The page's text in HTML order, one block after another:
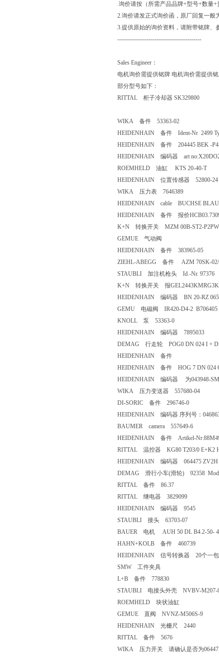
.询价请按（所需产品品牌+型号+数量
2.询价请发正式询价函，原厂回复一般
3.提供原始的询价资料，请附带铭牌、
-------------------------------------------
Sales Engineer：
电机询价需提供铭牌 电机询价需提供
部分型号如下：
RITTAL 柜子冷却器 SK329800
WIKA 备件 53363-02
HEIDENHAIN 备件 Ident-Nr 2499
HEIDENHAIN 备件 204445 BEK -
HEIDENHAIN 编码器 art
ROEMHELD 油缸 KTS 20-40-T
HEIDENHAIN 位置传感器 52800-24
WIKA 压力表 7646389
HEIDENHAIN cable BUCHSE
HEIDENHAIN 备件 报价
K+N 转换开关 MZM 00B-ST2-
GEMUE 气动阀
HEIDENHAIN 备件 383965-05
ZIEHL-ABEGG 备件 AZM 70SK-02/
STAUBLI 加注机枪头 Id.-Nr. 97376
K+N 转换开关 报
HEIDENHAIN 编码器 BN 20-RZ
GEMU 电磁阀 IR420-D4-2 B706405
KNOLL 泵 53363-0
HEIDENHAIN 编码器 7895033
DEMAG 行走轮 POG0 DN 024 I +
HEIDENHAIN 备件
HEIDENHAIN 备件 HOG 7 DN 024
HEIDENHAIN 编码器 为043948-
WIKA 压力变送器 557680-04
DI-SORIC 备件 296746-0
HEIDENHAIN 编码器 序列号：
BAUMER camera 557649-6
HEIDENHAIN 备件 Artikel-
RITTAL 温控器 KG80 T203/0 E+K2
HEIDENHAIN 编码器 064475 ZV2H
DEMAG 滑行小车(滑轮) 92358
RITTAL 备件 86.37
RITTAL 继电器 3829099
HEIDENHAIN 编码器 9545
STAUBLI 接头 63703-07
BAUER 电机 AUH 50 DL B4.2-50-
HAHN+KOLB 备件 460739
HEIDENHAIN 信号转换器 20个一包,
SMW 工件夹具
L+B 备件 778830
STAUBLI 电接头外壳 NVBV-M207-
ROEMHELD 块状油缸
GEMUE 直阀 NVNZ-M506S-9
HEIDENHAIN 光栅尺 2440
RITTAL 备件 5676
WIKA 压力开关 请确认是否为